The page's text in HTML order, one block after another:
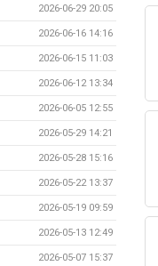
2026-06-29 20:05
2026-06-16 14:16
2026-06-15 11:03
2026-06-12 13:34
2026-06-05 12:55
2026-05-29 14:21
2026-05-28 15:16
2026-05-22 13:37
2026-05-19 09:59
2026-05-13 12:49
2026-05-07 15:37